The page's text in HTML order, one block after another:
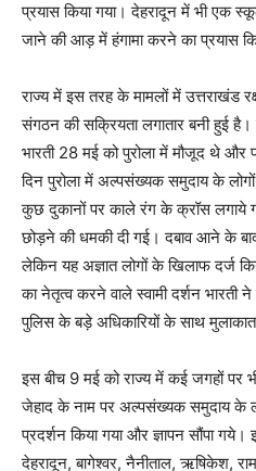
प्रयास किया गया। देहरादून में भी एक
जाने की आड़ में हंगामा करने का प्रयास
राज्य में इस तरह के मामलों में उत्तराखंड
संगठन की सक्रियता लगातार बनी हुई है।
भारती 28 मई को पुरोला में मौजूद थे और
दिन पुरोला में अल्पसंख्यक समुदाय के लोगों
कुछ दुकानों पर काले रंग के क्रॉस लगाये
छोड़ने की धमकी दी गई। दबाव आने के
लेकिन यह अज्ञात लोगों के खिलाफ दर्ज
का नेतृत्व करने वाले स्वामी दर्शन
पुलिस के बड़े अधिकारियों के साथ मुलाकात
इस बीच 9 मई को राज्य में कई जगहों पर
जेहाद के नाम पर अल्पसंख्यक समुदाय के
प्रदर्शन किया गया और ज्ञापन सौंपा
देहरादून, बागेश्वर, नैनीताल, ऋषिकेश,